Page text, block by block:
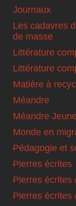
Journaux
Les cadavres
de masse
Littérature
Littérature
Matière à
Méandre
Méandre
Monde en
Pédagogie et
Pierres écrites
Pierres écrites
Pierres écrites